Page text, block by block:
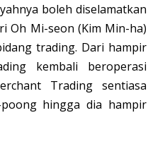
boleh diselamatkan
Oh Mi-seon (Kim Min-ha)
trading. Dari hampir
kembali beroperasi
Trading sentiasa
hingga dia hampir